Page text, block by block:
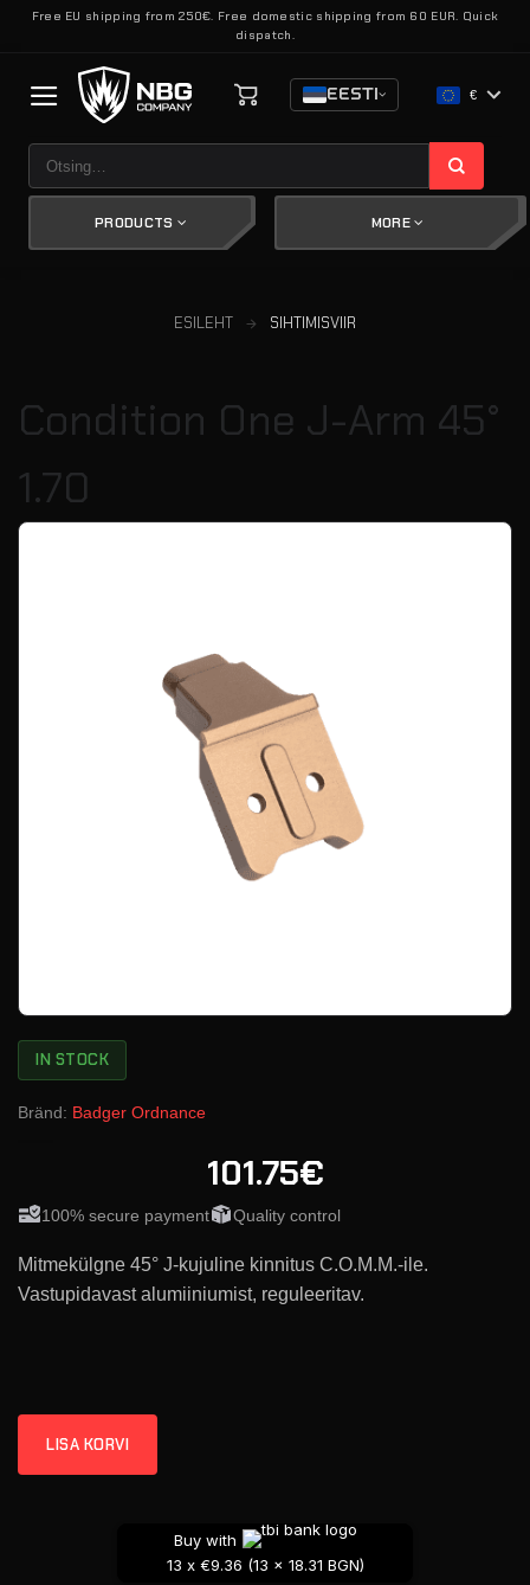
SkipFree EU shipping from 250€. Free domestic shipping from 60 EUR. Quick
dispatch.
EESTI €
PRODUCTS MORE
ESILEHT SIHTIMISVIIR
Condition One J-Arm 45°
1.70
IN STOCK
Bränd: Badger Ordnance
101.75€
100% secure payment Quality control
Mitmekülgne 45° J-kujuline kinnitus C.O.M.M.-ile.
Vastupidavast alumiiniumist, reguleeritav.
LISA KORVI
Buy with
13 x €9.36 (13 x 18.31 BGN)